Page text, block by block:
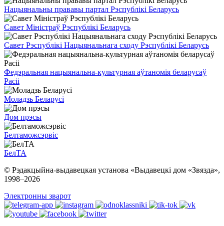
Нацыянальны прававы партал Рэспублікі Беларусь
Савет Міністраў Рэспублікі Беларусь
Савет Рэспублікі Нацыянальнага сходу Рэспублікі Беларусь
Федэральная нацыянальна-культурная аўтаномія беларусаў
Расіі
Моладзь Беларусі
Дом прэсы
Белтаможсэрвіс
БелТА
© Рэдакцыйна-выдавецкая установа «Выдавецкі дом «Звязда»,
1998–2026
Электронны зварот